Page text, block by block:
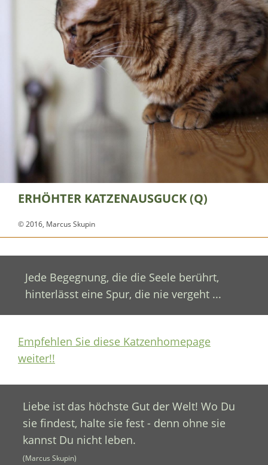
ERHÖHTER KATZENAUSGUCK (Q)
© 2016, Marcus Skupin
Jede Begegnung, die die Seele berührt,
hinterlässt eine Spur, die nie vergeht ...
Empfehlen Sie diese Katzenhomepage
weiter!!
Liebe ist das höchste Gut der Welt! Wo Du
sie findest, halte sie fest - denn ohne sie
kannst Du nicht leben.
(Marcus Skupin)